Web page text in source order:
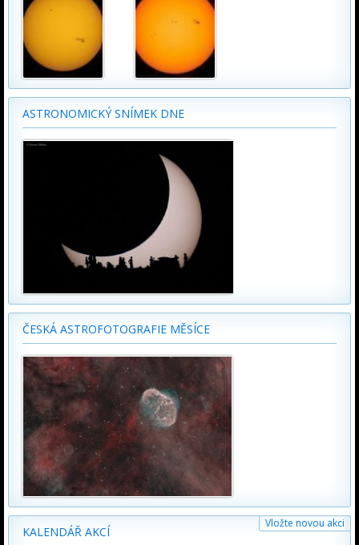
ASTRONOMICKÝ SNÍMEK DNE
ČESKÁ ASTROFOTOGRAFIE MĚSÍCE
KALENDÁŘ AKCÍ
Vložte novou akci